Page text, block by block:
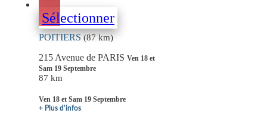
Sélectionner
POITIERS(87 km)
215 Avenue de PARIS Ven 18 et
Sam 19 Septembre
87 km
Ven 18 et Sam 19 Septembre
+ Plus d'infos